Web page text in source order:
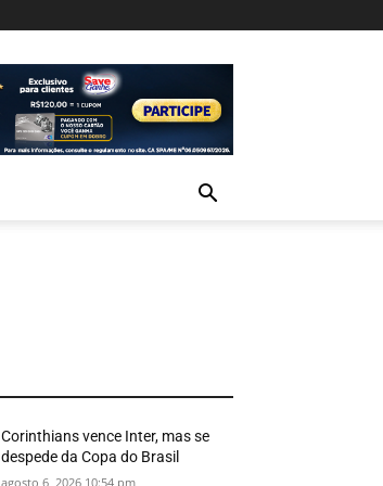
Corinthians vence Inter, mas se
despede da Copa do Brasil
agosto 6, 2026 10:54 pm